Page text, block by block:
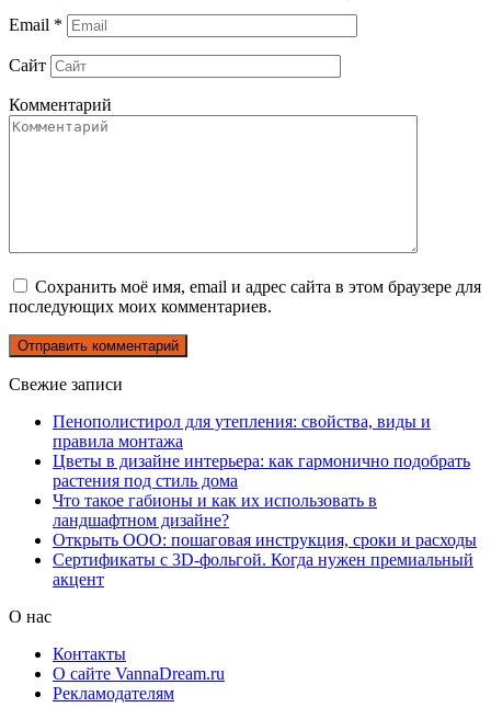
Email *
Сайт
Комментарий
Сохранить моё имя, email и адрес сайта в этом браузере для
последующих моих комментариев.
Свежие записи
Пенополистирол для утепления: свойства, виды и
правила монтажа
Цветы в дизайне интерьера: как гармонично подобрать
растения под стиль дома
Что такое габионы и как их использовать в
ландшафтном дизайне?
Открыть ООО: пошаговая инструкция, сроки и расходы
Сертификаты с 3D-фольгой. Когда нужен премиальный
акцент
О нас
Контакты
О сайте VannaDream.ru
Рекламодателям